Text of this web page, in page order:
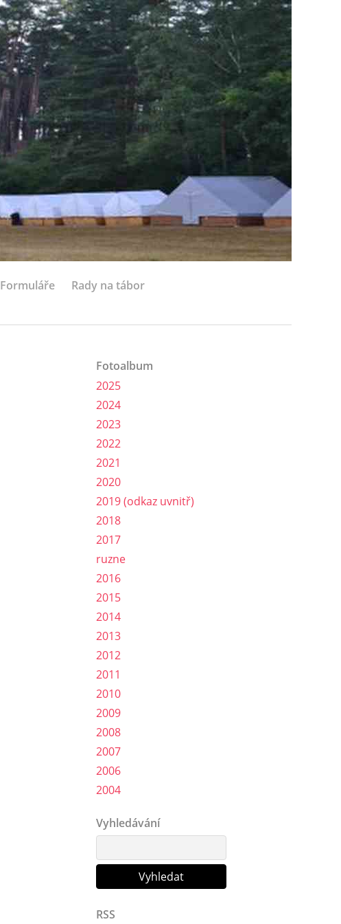
Formuláře Rady na tábor
Fotoalbum
2025
2024
2023
2022
2021
2020
2019 (odkaz uvnitř)
2018
2017
ruzne
2016
2015
2014
2013
2012
2011
2010
2009
2008
2007
2006
2004
Vyhledávání
RSS